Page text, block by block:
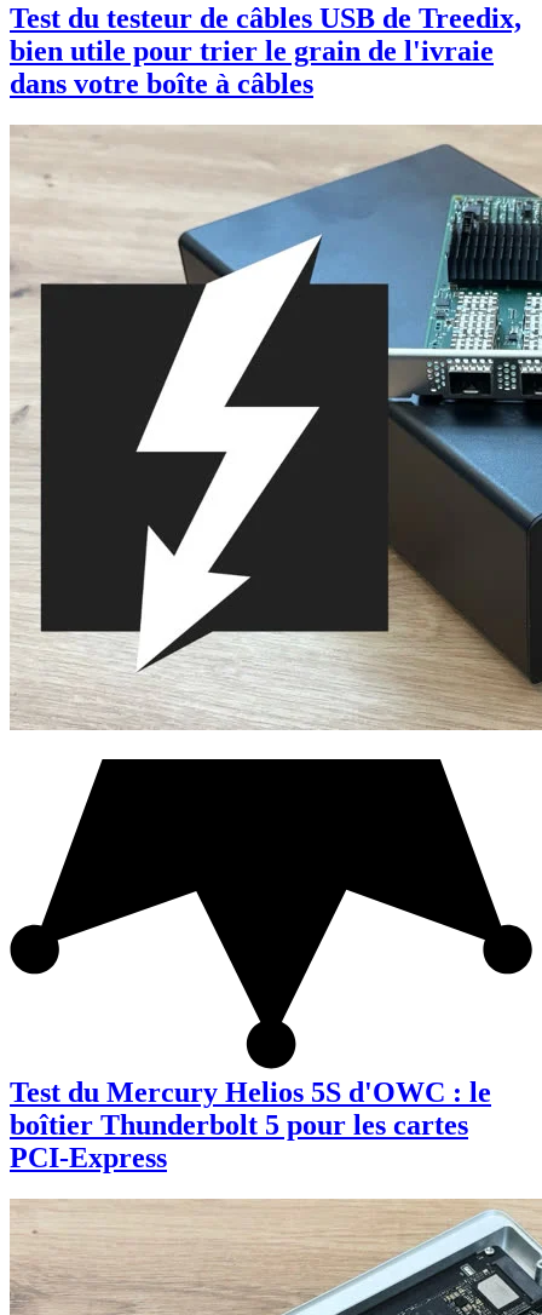
Test du testeur de câbles USB de Treedix,
bien utile pour trier le grain de l'ivraie
dans votre boîte à câbles
Test du Mercury Helios 5S d'OWC : le
boîtier Thunderbolt 5 pour les cartes
PCI-Express